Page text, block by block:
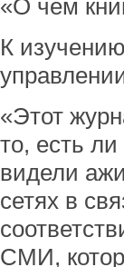
«О чем
К
«Этот
то, есть
видели
сетях в
СМИ,